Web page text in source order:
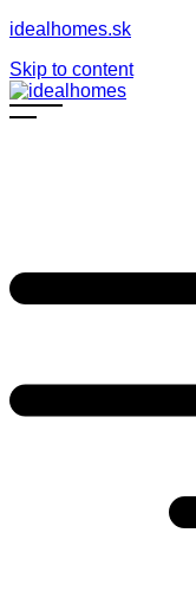
idealhomes.sk
Skip to content